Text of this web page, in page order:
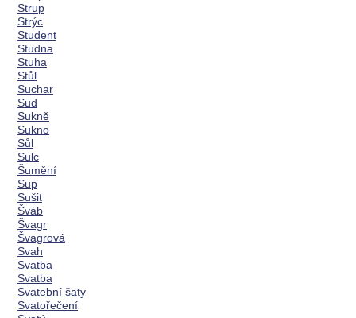
Strup
Strýc
Student
Studna
Stuha
Stůl
Suchar
Sud
Sukně
Sukno
Sůl
Sulc
Šumění
Sup
Sušit
Šváb
Švagr
Švagrová
Svah
Svatba
Svatba
Svatební šaty
Svatořečení